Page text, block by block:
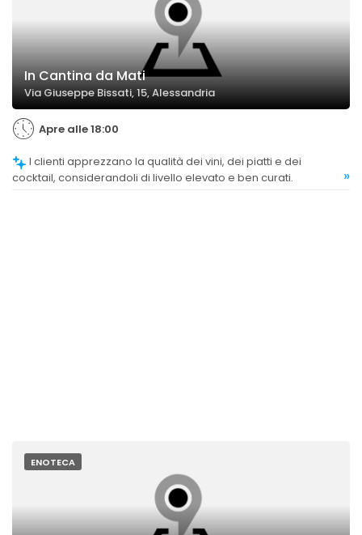
In Cantina da Mati
Via Giuseppe Bissati, 15, Alessandria
Apre alle 18:00
cocktail, considerandoli di livello elevato e ben curati.
»
ENOTECA